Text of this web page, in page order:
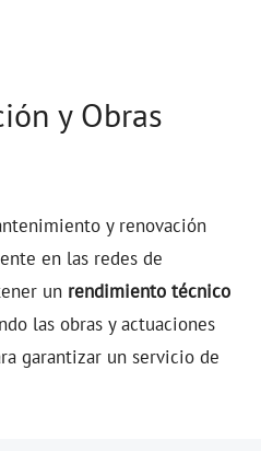
y Obras
y renovación
en las redes de
un rendimiento técnico
las obras y actuaciones
garantizar un servicio de